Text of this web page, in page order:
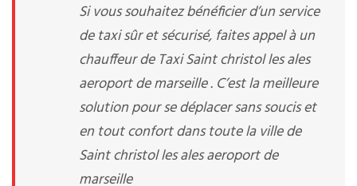
Si vous souhaitez bénéficier d’un service
de taxi sûr et sécurisé, faites appel à un
chauffeur de Taxi Saint christol les ales
aeroport de marseille . C’est la meilleure
solution pour se déplacer sans soucis et
en tout confort dans toute la ville de
Saint christol les ales aeroport de
marseille